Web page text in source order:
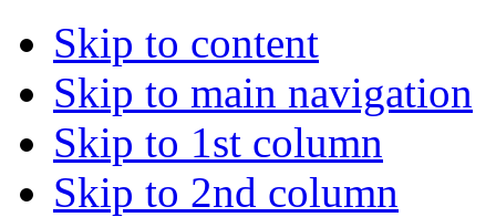
Skip to content
Skip to main navigation
Skip to 1st column
Skip to 2nd column